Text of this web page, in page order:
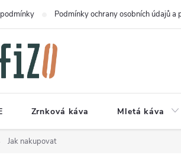
Podmínky ochrany osobních údajů a
Zrnková káva Mletá káva
Jak nakupovat